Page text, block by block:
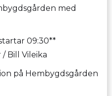
med
09:30**
Bill Vileika
på Hembygdsgården